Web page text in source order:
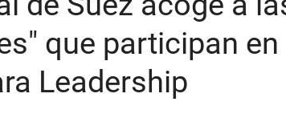
que participan en
Leadership